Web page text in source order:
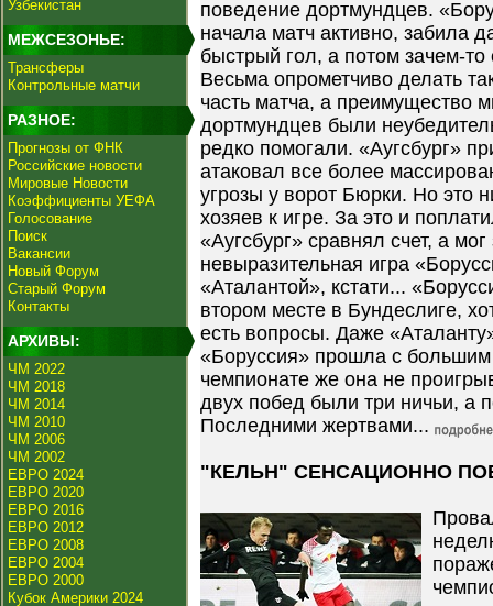
Узбекистан
МЕЖСЕЗОНЬЕ:
Трансферы
Контрольные матчи
РАЗНОЕ:
Прогнозы от ФНК
Российские новости
Мировые Новости
Коэффициенты УЕФА
Голосование
Поиск
Вакансии
Новый Форум
Старый Форум
Контакты
АРХИВЫ:
ЧМ 2022
ЧМ 2018
ЧМ 2014
ЧМ 2010
ЧМ 2006
ЧМ 2002
ЕВРО 2024
ЕВРО 2020
ЕВРО 2016
ЕВРО 2012
ЕВРО 2008
ЕВРО 2004
ЕВРО 2000
Кубок Америки 2024
поведение дортмундцев.
начала матч активно, забила
быстрый гол, а потом зачем-то
Весьма опрометчиво делать
часть матча, а преимущество
дортмундцев были
редко помогали. «Аугсбург»
атаковал все более
угрозы у ворот Бюрки. Но это
хозяев к игре. За это и
«Аугсбург» сравнял счет, а
невыразительная игра
«Аталантой», кстати...
втором месте в Бундеслиге,
есть вопросы. Даже
«Боруссия» прошла с
чемпионате же она не
двух побед были три ничьи, а
Последними жертвами...
"КЕЛЬН" СЕНСАЦИОННО